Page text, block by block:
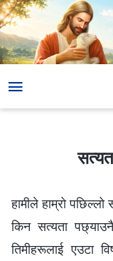
हामीले हाम्रो
किन सत्यता
तिमीहरूलाई एउटा